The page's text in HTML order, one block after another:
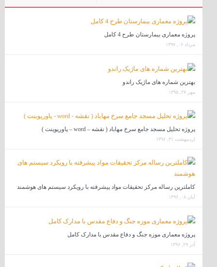
پروژه معماری بیمارستان طرح 4 کامل
مرداد ۰۶, ۱۳۹۷
بهترین شماره های ماژیک راندو
مهر ۲۷, ۱۳۹۵
پروژه تحلیل مسجد جامع سرخ مهاباد ( نقشه – word – پاورپوینت )
اردیبهشت ۳۱, ۱۳۹۶
کاملترین رساله مرکز تحقیقات مواد پیشرفته با رویکرد سیستم های هوشمند
آبان ۰۸, ۱۳۹۶
پروژه معماری موزه جنگ و دفاع مقدس با مدارک کامل
آذر ۲۹, ۱۳۹۶